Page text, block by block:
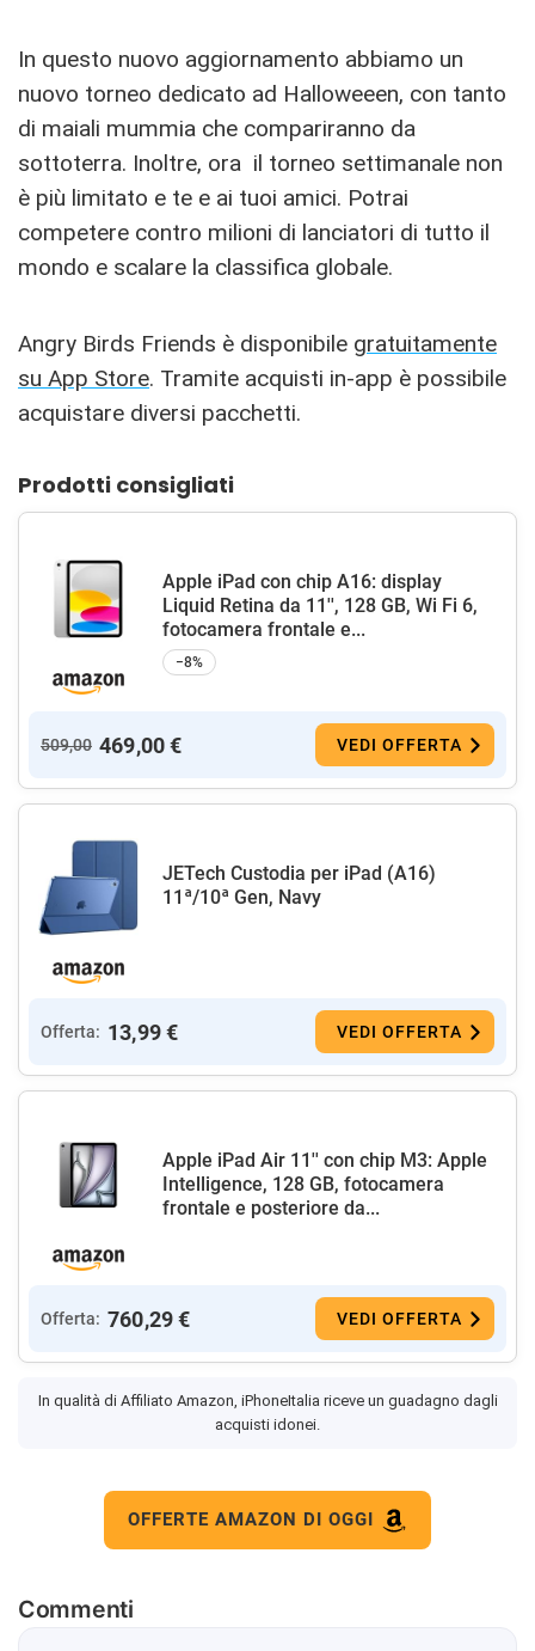
In questo nuovo aggiornamento abbiamo un
nuovo torneo dedicato ad Halloweeen, con tanto
di maiali mummia che compariranno da
sottoterra. Inoltre, ora il torneo settimanale non
è più limitato e te e ai tuoi amici. Potrai
competere contro milioni di lanciatori di tutto il
mondo e scalare la classifica globale.
Angry Birds Friends è disponibile gratuitamente
su App Store. Tramite acquisti in-app è possibile
acquistare diversi pacchetti.
Prodotti consigliati
Apple iPad con chip A16: display
Liquid Retina da 11'', 128 GB, Wi Fi 6,
fotocamera frontale e...
−8%
509,00 469,00 € VEDI OFFERTA
JETech Custodia per iPad (A16)
11ª/10ª Gen, Navy
Offerta: 13,99 € VEDI OFFERTA
Apple iPad Air 11'' con chip M3: Apple
Intelligence, 128 GB, fotocamera
frontale e posteriore da...
Offerta: 760,29 € VEDI OFFERTA
In qualità di Affiliato Amazon, iPhoneItalia riceve un guadagno dagli
acquisti idonei.
OFFERTE AMAZON DI OGGI
Commenti